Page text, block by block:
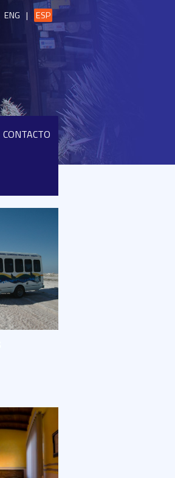
ENG | ESP
CONTACTO